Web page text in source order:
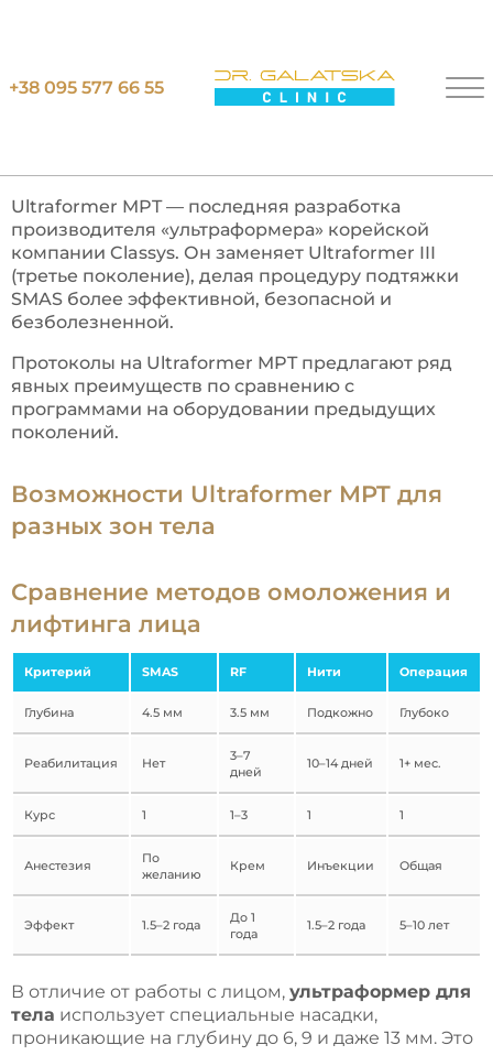
+38 095 577 66 55
Главная SMAS лифтинг тела Ultraformer MPT
Ultraformer MPT — последняя разработка
производителя «ультраформера» корейской
компании Classys. Он заменяет Ultraformer III
(третье поколение), делая процедуру подтяжки
SMAS более эффективной, безопасной и
безболезненной.
Протоколы на Ultraformer MPT предлагают ряд
явных преимуществ по сравнению с
программами на оборудовании предыдущих
поколений.
Возможности Ultraformer MPT для
разных зон тела
Сравнение методов омоложения и
лифтинга лица
Критерий SMAS RF Нити Операция
Глубина 4.5 мм 3.5 мм Подкожно Глубоко
Реабилитация Нет
3–7
дней
10–14 дней 1+ мес.
Курс 1 1–3 1 1
Анестезия
По
желанию
Крем Инъекции Общая
Эффект 1.5–2 года
До 1
года
1.5–2 года 5–10 лет
В отличие от работы с лицом, ультраформер для
тела использует специальные насадки,
проникающие на глубину до 6, 9 и даже 13 мм. Это